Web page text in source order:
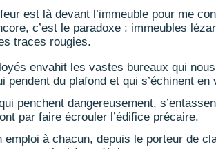
est là devant l’immeuble pour me
c’est le paradoxe : immeubles
traces rougies.
envahit les vastes bureaux qui
pendent du plafond et qui s’échinent en
penchent dangereusement,
par faire écrouler l’édifice précaire.
à chacun, depuis le porteur de